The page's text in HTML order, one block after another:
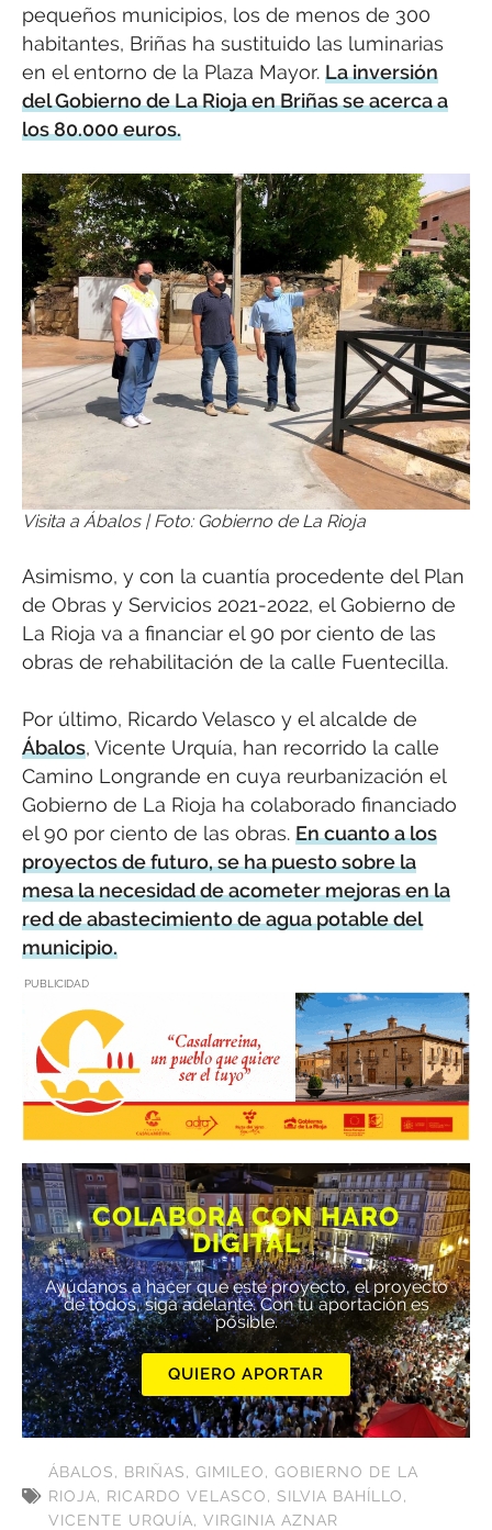
pequeños municipios, los de menos de 300
habitantes, Briñas ha sustituido las luminarias
en el entorno de la Plaza Mayor. La inversión
del Gobierno de La Rioja en Briñas se acerca a
los 80.000 euros.
Visita a Ábalos | Foto: Gobierno de La Rioja
Asimismo, y con la cuantía procedente del Plan
de Obras y Servicios 2021-2022, el Gobierno de
La Rioja va a financiar el 90 por ciento de las
obras de rehabilitación de la calle Fuentecilla.
Por último, Ricardo Velasco y el alcalde de
Ábalos, Vicente Urquía, han recorrido la calle
Camino Longrande en cuya reurbanización el
Gobierno de La Rioja ha colaborado financiado
el 90 por ciento de las obras. En cuanto a los
proyectos de futuro, se ha puesto sobre la
mesa la necesidad de acometer mejoras en la
red de abastecimiento de agua potable del
municipio.
PUBLICIDAD
COLABORA CON HARO
DIGITAL
Ayúdanos a hacer que este proyecto, el proyecto
de todos, siga adelante. Con tu aportación es
posible.
QUIERO APORTAR
ÁBALOS, BRIÑAS, GIMILEO, GOBIERNO DE LA
RIOJA, RICARDO VELASCO, SILVIA BAHÍLLO,
VICENTE URQUÍA, VIRGINIA AZNAR